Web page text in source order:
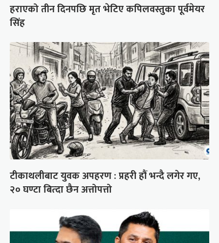
हराएको तीन दिनपछि मृत भेटिए कपिलवस्तुका पूर्वमेयर
सिंह
टीकाथलीबाट युवक अपहरण : प्रहरी हौं भन्दै लगेर गए,
२० घण्टा बित्दा छैन अत्तोपत्तो